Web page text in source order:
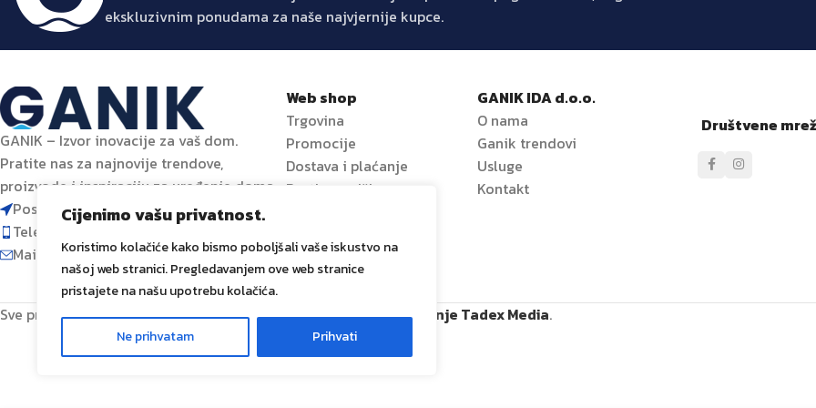
Cijenimo vašu privatnost.
Koristimo kolačiće kako bismo poboljšali vaše iskustvo na
našoj web stranici. Pregledavanjem ove web stranice
pristajete na našu upotrebu kolačića.
Ne prihvatam Prihvati
ekskluzivnim ponudama za naše najvjernije kupce.
GANIK – Izvor inovacije za vaš dom.
Pratite nas za najnovije trendove,
proizvode i inspiraciju za uređenje doma.
Poslovni centar 96-2, 72250 Vitez
Telefon: 063 392 382
Mail: shop@ganik.ba
Web shop
Trgovina
Promocije
Dostava i plaćanje
Prati narudžbu
GANIK IDA d.o.o.
O nama
Ganik trendovi
Usluge
Kontakt
Društvene
Sve prava zadržanaGANIKIDA D.O.O. Vitez2024Izrada i održavanje Tadex Media.